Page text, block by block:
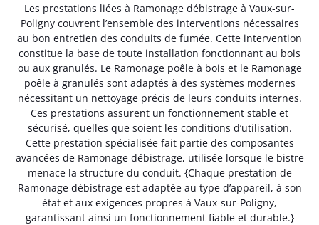
Les prestations liées à Ramonage débistrage à Vaux-sur-
Poligny couvrent l’ensemble des interventions nécessaires
au bon entretien des conduits de fumée. Cette intervention
constitue la base de toute installation fonctionnant au bois
ou aux granulés. Le Ramonage poêle à bois et le Ramonage
poêle à granulés sont adaptés à des systèmes modernes
nécessitant un nettoyage précis de leurs conduits internes.
Ces prestations assurent un fonctionnement stable et
sécurisé, quelles que soient les conditions d’utilisation.
Cette prestation spécialisée fait partie des composantes
avancées de Ramonage débistrage, utilisée lorsque le bistre
menace la structure du conduit. {Chaque prestation de
Ramonage débistrage est adaptée au type d’appareil, à son
état et aux exigences propres à Vaux-sur-Poligny,
garantissant ainsi un fonctionnement fiable et durable.}